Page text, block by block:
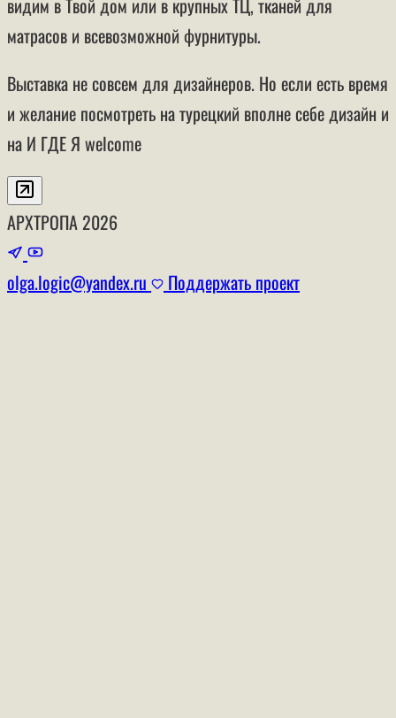
матрасов и всевозможной фурнитуры.
Выставка не совсем для дизайнеров. Но если есть время
и желание посмотреть на турецкий вполне себе дизайн и
на И ГДЕ Я welcome
АРХТРОПА 2026
olga.logic@yandex.ru Поддержать проект